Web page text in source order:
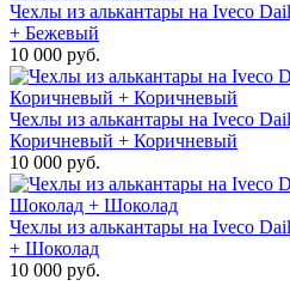
Чехлы из алькантары на Iveco
+ Бежевый
10 000 руб.
Чехлы из алькантары на Iveco
Коричневый + Коричневый
10 000 руб.
Чехлы из алькантары на Iveco
+ Шоколад
10 000 руб.